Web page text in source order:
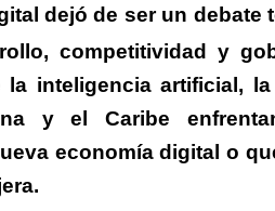
dejó de ser un
competitividad y
la inteligencia artificial,
y el Caribe
economía digital o